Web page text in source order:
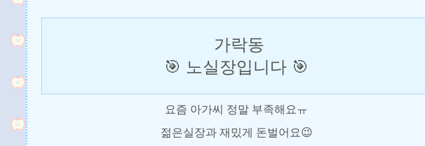
가락동
🎯 노실장입니다 🎯
요즘 아가씨 정말 부족해요ㅠ
젊은실장과 재밌게 돈벌어요😉